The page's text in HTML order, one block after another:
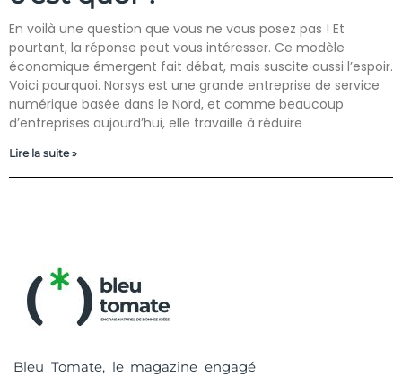
En voilà une question que vous ne vous posez pas ! Et
pourtant, la réponse peut vous intéresser. Ce modèle
économique émergent fait débat, mais suscite aussi l’espoir.
Voici pourquoi. Norsys est une grande entreprise de service
numérique basée dans le Nord, et comme beaucoup
d’entreprises aujourd’hui, elle travaille à réduire
Lire la suite »
Bleu Tomate, le magazine engagé